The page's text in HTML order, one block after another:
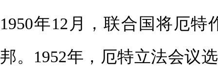
1950年12月，联合国将厄
邦。1952年，厄特立法会议